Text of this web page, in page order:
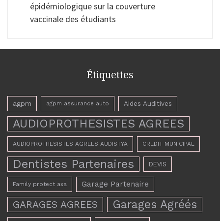
épidémiologique sur la couverture
vaccinale des étudiants
Étiquettes
agpm agpm assurance auto Aides Auditives
AUDIOPROTHESISTES AGREES
AUDIOPROTHESISTES AGREES AUDISTYA CREDIT MUNICIPAL
Dentistes Partenaires DEVIS
Family protect axa Garage Partenaire
GARAGES AGREES Garages Agréés